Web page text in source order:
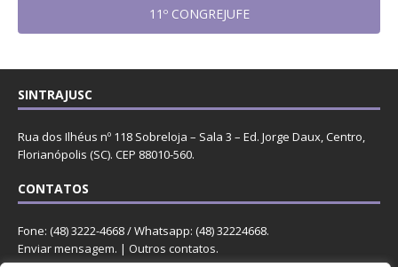
11º CONGREJUFE
SINTRAJUSC
Rua dos Ilhéus nº 118 Sobreloja – Sala 3 – Ed. Jorge Daux, Centro,
Florianópolis (SC). CEP 88010-560.
CONTATOS
Fone: (48) 3222-4668 / Whatsapp: (48) 32224668.
Enviar mensagem. | Outros contatos.